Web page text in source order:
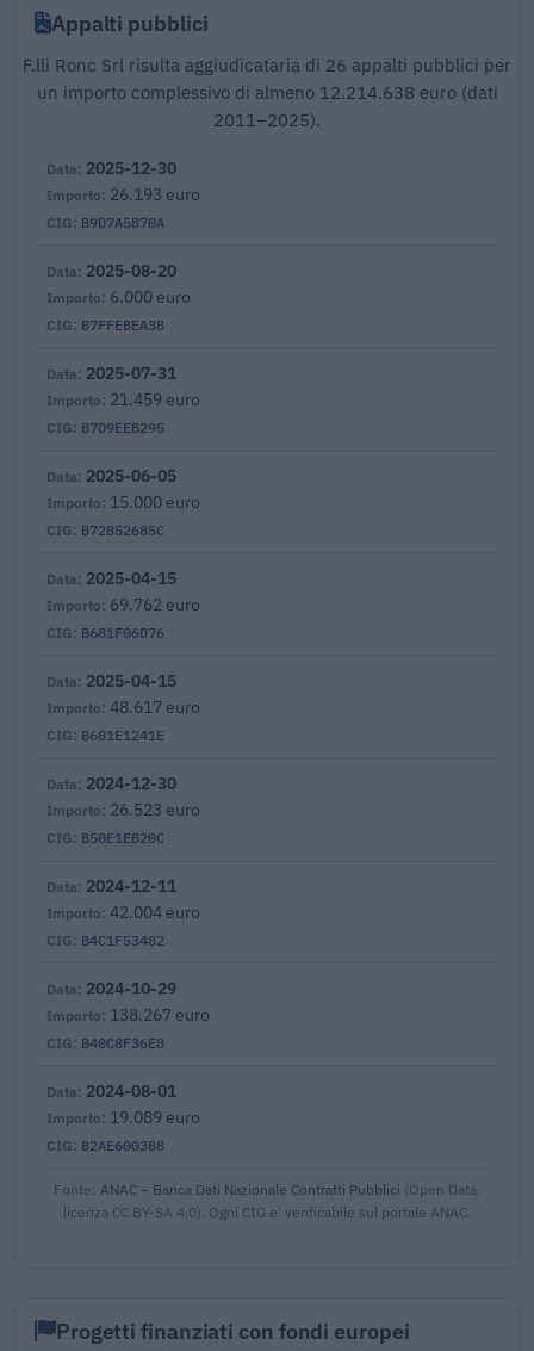
Appalti pubblici
F.lli Ronc Srl risulta aggiudicataria di 26 appalti pubblici per
un importo complessivo di almeno 12.214.638 euro (dati
2011–2025).
B9D7A5B70A
2025-12-30
26.193 euro
B7FFEBEA3B
2025-08-20
6.000 euro
B7D9EEB295
2025-07-31
21.459 euro
B72852685C
2025-06-05
15.000 euro
B681F06D76
2025-04-15
69.762 euro
B681E1241E
2025-04-15
48.617 euro
B50E1EB20C
2024-12-30
26.523 euro
B4C1F53482
2024-12-11
42.004 euro
B40C8F36E8
2024-10-29
138.267 euro
B2AE6003B8
2024-08-01
19.089 euro
Fonte: ANAC – Banca Dati Nazionale Contratti Pubblici (Open Data,
licenza CC BY-SA 4.0). Ogni CIG e' verificabile sul portale ANAC.
Progetti finanziati con fondi europei